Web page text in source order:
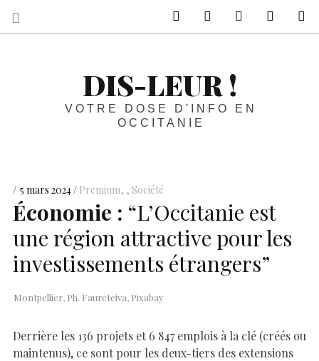
DIS-LEUR !
VOTRE DOSE D'INFO EN
OCCITANIE
5 mars 2024 Premium, Société
Économie : “L’Occitanie est
une région attractive pour les
investissements étrangers”
Montpellier, Ph. Faureteiva, Pixabay
Derrière les 136 projets et 6 847 emplois à la clé (créés ou
maintenus), ce sont pour les deux-tiers des extensions